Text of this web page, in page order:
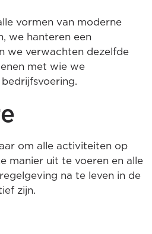
vormen van moderne
we hanteren een
we verwachten dezelfde
met wie we
om alle activiteiten op
manier uit te voeren en alle
na te leven in de
zijn.